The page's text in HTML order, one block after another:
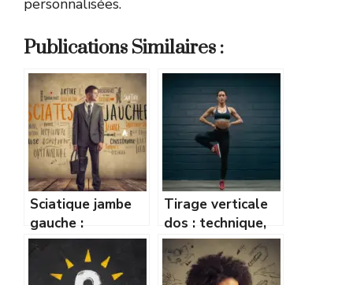
personnalisées.
Publications Similaires :
Sciatique jambe
gauche :
signification,
causes et
solutions
Tirage verticale
dos : technique,
muscles sollicités
et conseils
d’exécution